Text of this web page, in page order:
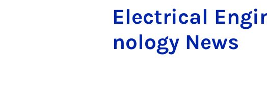
Elec­tric­al
no­logy News